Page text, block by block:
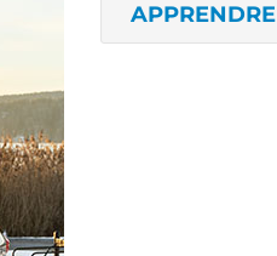
APPRENDRE